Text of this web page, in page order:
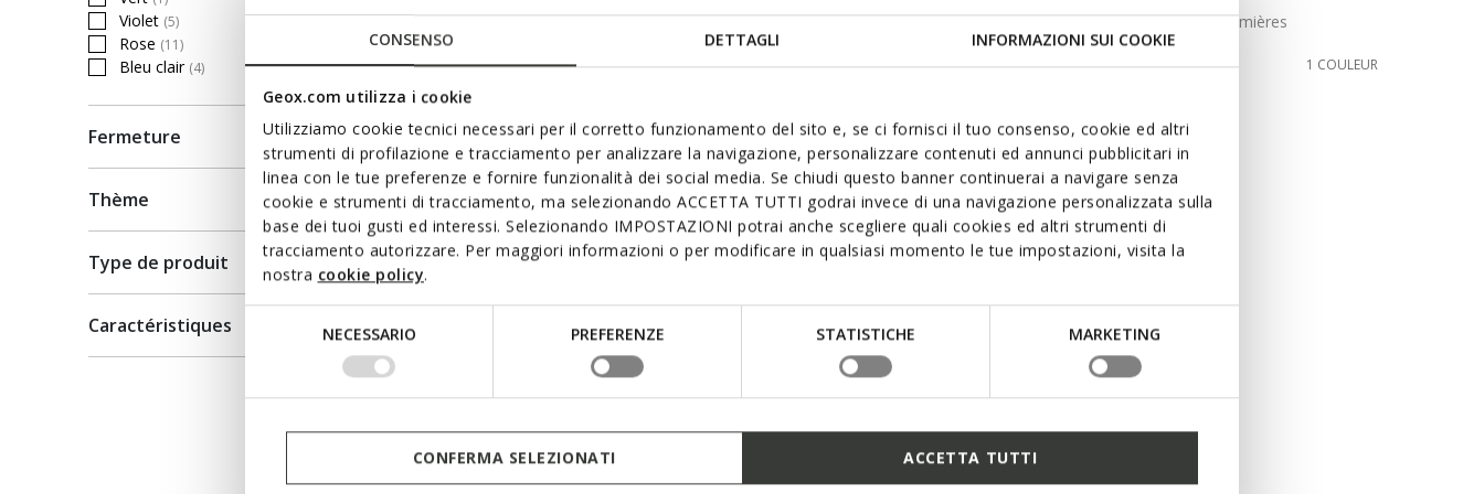
CONSENSO DETTAGLI INFORMAZIONI SUI COOKIE
Geox.com utilizza i cookie
Utilizziamo cookie tecnici necessari per il corretto funzionamento del sito e, se ci fornisci il tuo consenso, cookie ed altri
strumenti di profilazione e tracciamento per analizzare la navigazione, personalizzare contenuti ed annunci pubblicitari in
linea con le tue preferenze e fornire funzionalità dei social media. Se chiudi questo banner continuerai a navigare senza
cookie e strumenti di tracciamento, ma selezionando ACCETTA TUTTI godrai invece di una navigazione personalizzata sulla
base dei tuoi gusti ed interessi. Selezionando IMPOSTAZIONI potrai anche scegliere quali cookies ed altri strumenti di
tracciamento autorizzare. Per maggiori informazioni o per modificare in qualsiasi momento le tue impostazioni, visita la
nostra cookie policy.
NECESSARIO PREFERENZE STATISTICHE MARKETING
CONFERMA SELEZIONATI ACCETTA TUTTI
Affiner par Couleur: Vert
Violet (5)
Affiner par Couleur: Violet
Rose (11)
Affiner par Couleur: Rose
Bleu clair (4)
Affiner par Couleur: Bleu clair
Fermeture
Thème
Type de produit
Caractéristiques
Chaussures avec lumières
de24,00€ 2 COULEURS
Chaussures lumineuses Stitch
de35,00€ 1 COULEUR
Chaussures avec lumières
de37,00€ 1 COULEUR